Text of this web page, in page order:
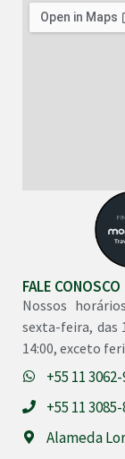
FALE CONOSCO
Nossos
sexta-feira, das
14:00, exceto
+55 11
+55 11
Alameda